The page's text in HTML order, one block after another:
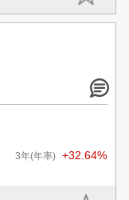
3年(年率) +32.64%